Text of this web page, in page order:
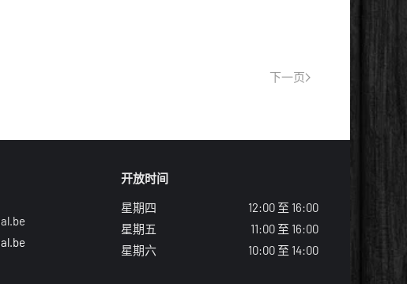
下一页
开放时间
星期四 12:00 至 16:00
星期五
11:00 至 16:00
星期六
10:00 至 14:00